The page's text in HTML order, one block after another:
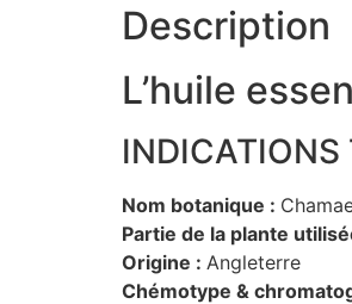
Description
L’huile
INDICATIONS
Nom botanique :
Partie de la plante
Origine : Angleterre
Chémotype &